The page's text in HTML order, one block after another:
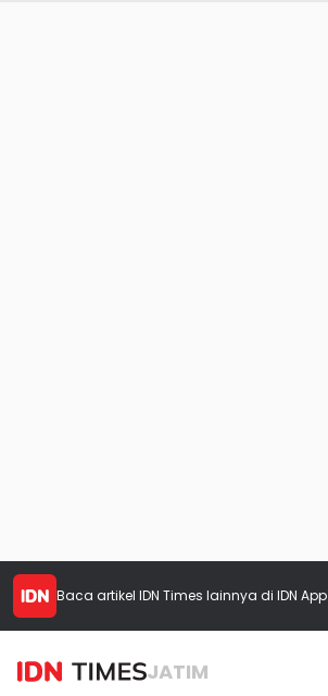
Baca artikel IDN Times lainnya di IDN App
JATIM